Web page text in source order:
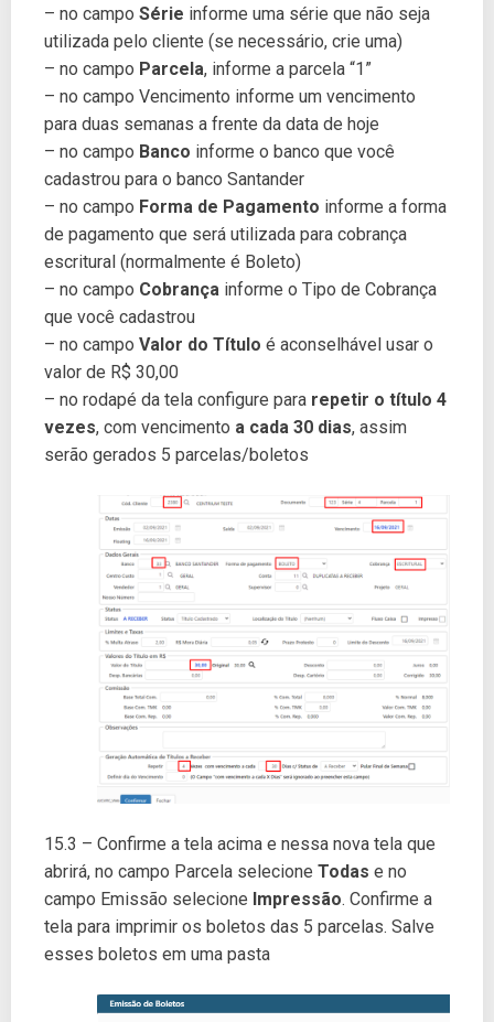
– no campo Série informe uma série que não seja
utilizada pelo cliente (se necessário, crie uma)
– no campo Parcela, informe a parcela “1”
– no campo Vencimento informe um vencimento
para duas semanas a frente da data de hoje
– no campo Banco informe o banco que você
cadastrou para o banco Santander
– no campo Forma de Pagamento informe a forma
de pagamento que será utilizada para cobrança
escritural (normalmente é Boleto)
– no campo Cobrança informe o Tipo de Cobrança
que você cadastrou
– no campo Valor do Título é aconselhável usar o
valor de R$ 30,00
– no rodapé da tela configure para repetir o título 4
vezes, com vencimento a cada 30 dias, assim
serão gerados 5 parcelas/boletos
15.3 – Confirme a tela acima e nessa nova tela que
abrirá, no campo Parcela selecione Todas e no
campo Emissão selecione Impressão. Confirme a
tela para imprimir os boletos das 5 parcelas. Salve
esses boletos em uma pasta